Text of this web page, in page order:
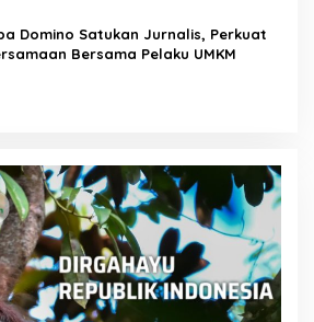
Domino Satukan Jurnalis, Perkuat
Bersama Pelaku UMKM